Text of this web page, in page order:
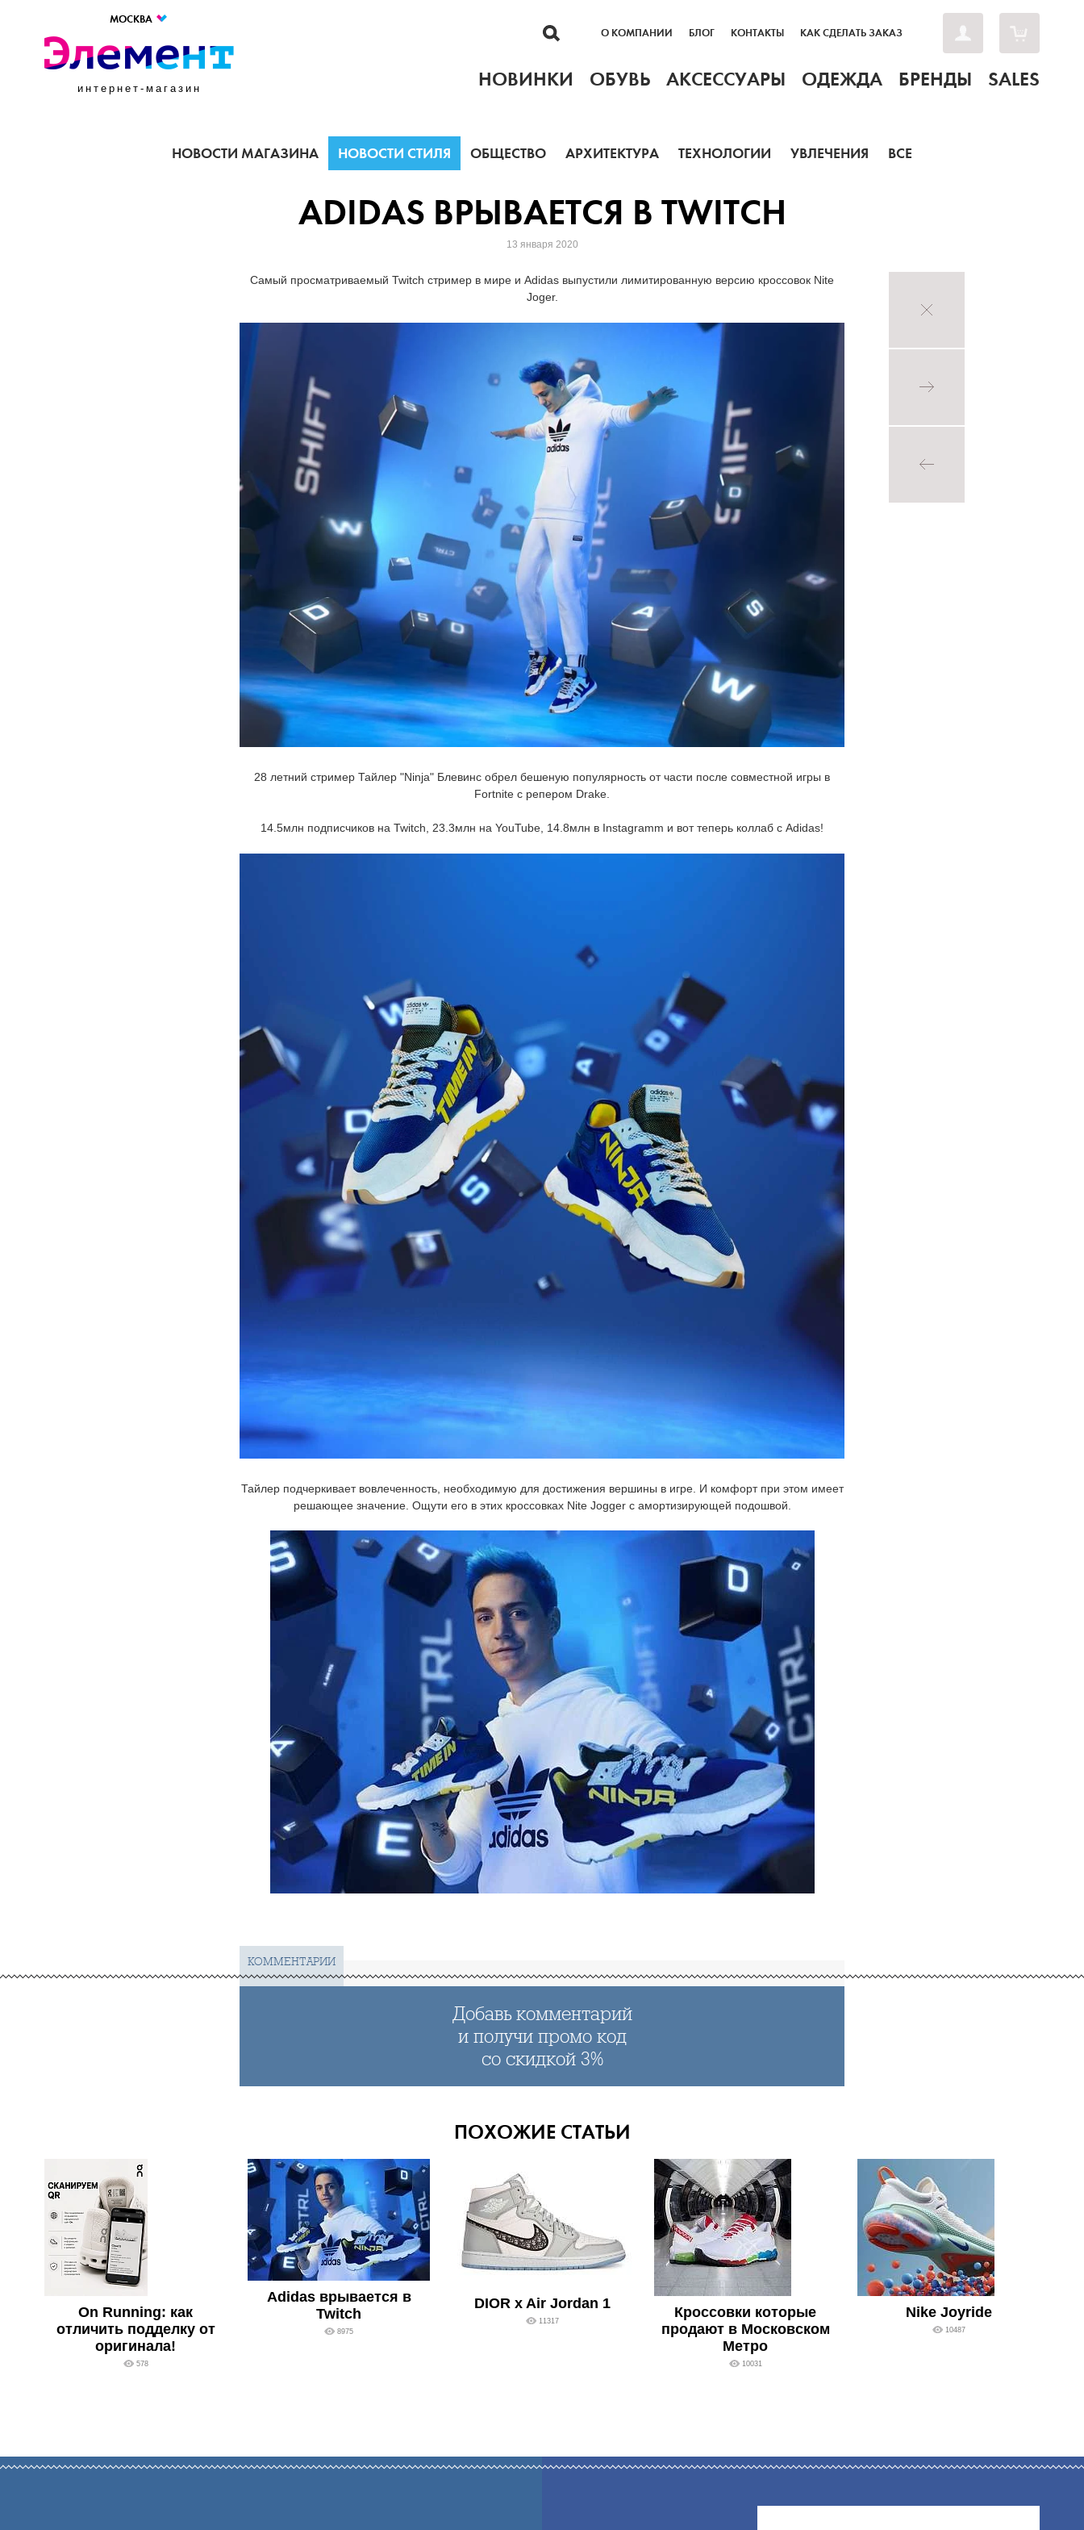
МОСКВА
интернет-магазин
О КОМПАНИИ БЛОГ КОНТАКТЫ КАК СДЕЛАТЬ ЗАКАЗ
НОВИНКИ ОБУВЬ АКСЕССУАРЫ ОДЕЖДА БРЕНДЫ SALES
НОВОСТИ МАГАЗИНА НОВОСТИ СТИЛЯ ОБЩЕСТВО АРХИТЕКТУРА ТЕХНОЛОГИИ УВЛЕЧЕНИЯ ВСЕ
ADIDAS ВРЫВАЕТСЯ В TWITCH
13 января 2020
Самый просматриваемый Twitch стример в мире и Adidas выпустили лимитированную версию кроссовок Nite
Joger.
28 летний стример Тайлер "Ninja" Блевинс обрел бешеную популярность от части после совместной игры в
Fortnite с репером Drake.
14.5млн подписчиков на Twitch, 23.3млн на YouTube, 14.8млн в Instagramm и вот теперь коллаб с Adidas!
Тайлер подчеркивает вовлеченность, необходимую для достижения вершины в игре. И комфорт при этом имеет
решающее значение. Ощути его в этих кроссовках Nite Jogger с амортизирующей подошвой.
КОММЕНТАРИИ
Добавь комментарий
и получи промо код
со скидкой 3%
ПОХОЖИЕ СТАТЬИ
On Running: как
отличить подделку от
оригинала!
578
Adidas врывается в
Twitch
8975
DIOR x Air Jordan 1
11317
Кроссовки которые
продают в Московском
Метро
10031
Nike Joyride
10487